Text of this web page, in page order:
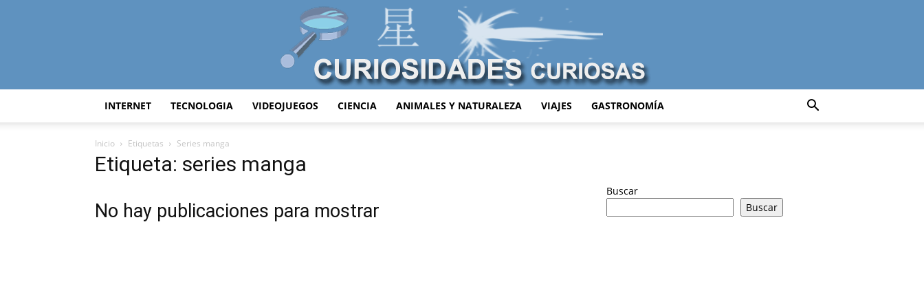
INTERNET TECNOLOGIA VIDEOJUEGOS CIENCIA ANIMALES Y NATURALEZA VIAJES GASTRONOMÍA
Inicio Etiquetas Series manga
Etiqueta: series manga
No hay publicaciones para mostrar
Buscar
Buscar